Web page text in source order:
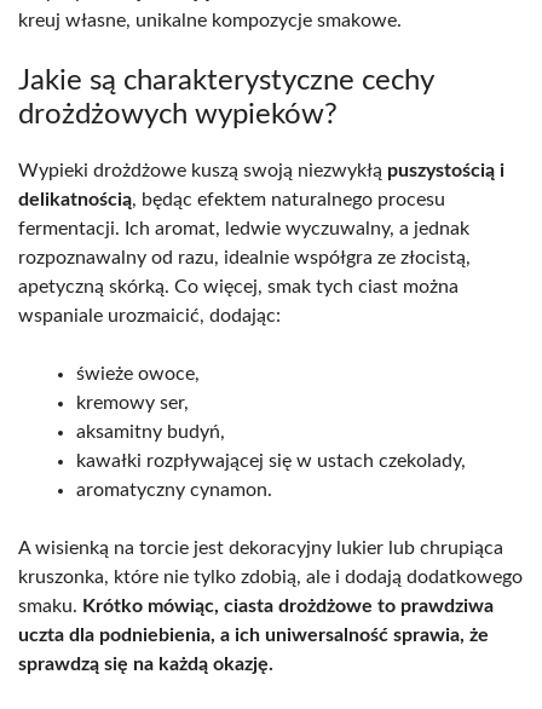
kreuj własne, unikalne kompozycje smakowe.
Jakie są charakterystyczne cechy
drożdżowych wypieków?
Wypieki drożdżowe kuszą swoją niezwykłą puszystością i
delikatnością, będąc efektem naturalnego procesu
fermentacji. Ich aromat, ledwie wyczuwalny, a jednak
rozpoznawalny od razu, idealnie współgra ze złocistą,
apetyczną skórką. Co więcej, smak tych ciast można
wspaniale urozmaicić, dodając:
świeże owoce,
kremowy ser,
aksamitny budyń,
kawałki rozpływającej się w ustach czekolady,
aromatyczny cynamon.
A wisienką na torcie jest dekoracyjny lukier lub chrupiąca
kruszonka, które nie tylko zdobią, ale i dodają dodatkowego
smaku. Krótko mówiąc, ciasta drożdżowe to prawdziwa
uczta dla podniebienia, a ich uniwersalność sprawia, że
sprawdzą się na każdą okazję.